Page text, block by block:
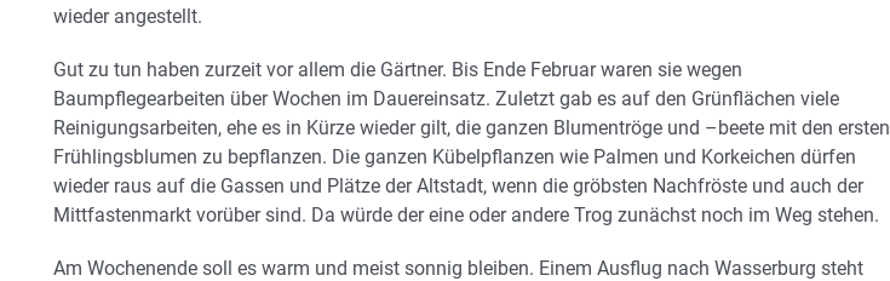
wieder angestellt.
Gut zu tun haben zurzeit vor allem die Gärtner. Bis Ende Februar waren sie wegen
Baumpflegearbeiten über Wochen im Dauereinsatz. Zuletzt gab es auf den Grünflächen viele
Reinigungsarbeiten, ehe es in Kürze wieder gilt, die ganzen Blumentröge und –beete mit den ersten
Frühlingsblumen zu bepflanzen. Die ganzen Kübelpflanzen wie Palmen und Korkeichen dürfen
wieder raus auf die Gassen und Plätze der Altstadt, wenn die gröbsten Nachfröste und auch der
Mittfastenmarkt vorüber sind. Da würde der eine oder andere Trog zunächst noch im Weg stehen.
Am Wochenende soll es warm und meist sonnig bleiben. Einem Ausflug nach Wasserburg steht